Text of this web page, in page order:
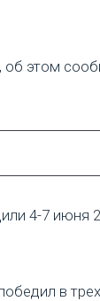
об этом
4-7 июня
в